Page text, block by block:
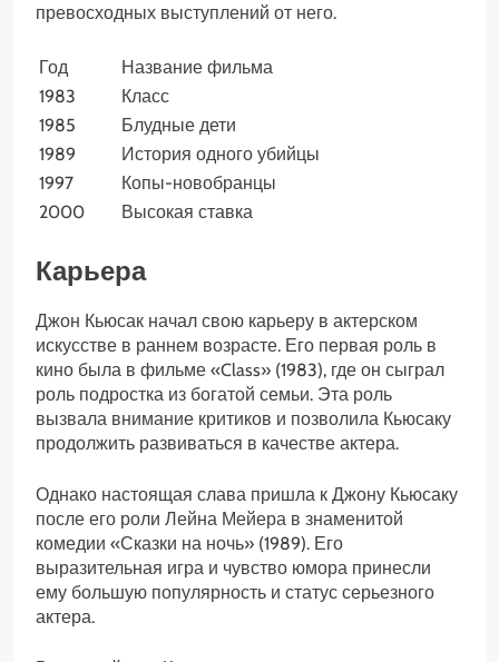
превосходных выступлений от него.
Год
Название фильма
1983
Класс
1985
Блудные дети
1989
История одного убийцы
1997
Копы-новобранцы
2000
Высокая ставка
Карьера
Джон Кьюсак начал свою карьеру в актерском
искусстве в раннем возрасте. Его первая роль в
кино была в фильме «Class» (1983), где он сыграл
роль подростка из богатой семьи. Эта роль
вызвала внимание критиков и позволила Кьюсаку
продолжить развиваться в качестве актера.
Однако настоящая слава пришла к Джону Кьюсаку
после его роли Лейна Мейера в знаменитой
комедии «Сказки на ночь» (1989). Его
выразительная игра и чувство юмора принесли
ему большую популярность и статус серьезного
актера.